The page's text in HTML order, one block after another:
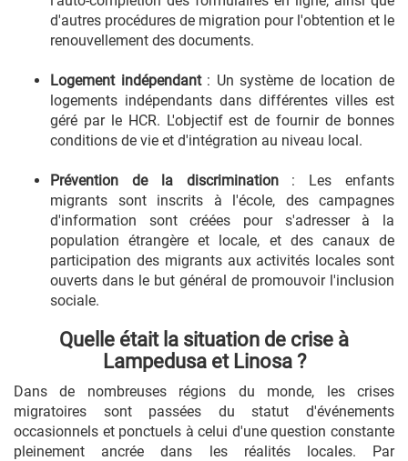
d'autres procédures de migration pour l'obtention et le
renouvellement des documents.
Logement indépendant: Un système de location de
logements indépendants dans différentes villes est
géré par le HCR. L'objectif est de fournir de bonnes
conditions de vie et d'intégration au niveau local.
Prévention de la discrimination: Les enfants
migrants sont inscrits à l'école, des campagnes
d'information sont créées pour s'adresser à la
population étrangère et locale, et des canaux de
participation des migrants aux activités locales sont
ouverts dans le but général de promouvoir l'inclusion
sociale.
Quelle était la situation de crise à
Lampedusa et Linosa ?
Dans de nombreuses régions du monde, les crises
migratoires sont passées du statut d'événements
occasionnels et ponctuels à celui d'une question constante
pleinement ancrée dans les réalités locales. Par